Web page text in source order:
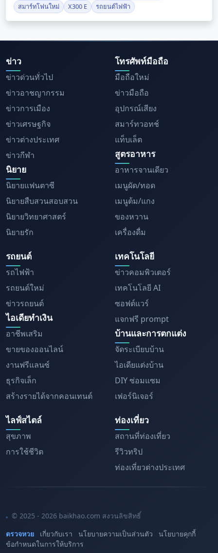
สมาร์ทโฟนใหม่
X300 E รถยนต์ไฟฟ้า
ข่าว
ข่าวด่วนทั่วไป
ข่าวอาชญากรรม
ข่าวการเมือง
ข่าวเศรษฐกิจ
ข่าวต่างประเทศ
ข่าวกีฬา
นิยาย
นิยายแฟนตาซี
นิยายสืบสวนสอบสวน
นิยายวิทยาศาสตร์
นิยายรัก
โทรศัพท์มือถือ
มือถือใหม่
ข่าวมือถือ
อุปกรณ์เสียง
สมาร์ทวอทช์
แท็บเล็ต
สูตรอาหาร
อาหารจานเดียว
เมนูผัด/ทอด
เมนูต้ม/แกง
ของหวาน
เครื่องดื่ม
รถยนต์
รถไฟฟ้า
รถยนต์ใหม่
ข่าวรถยนต์
ไอเดียทำเงิน
อาชีพเสริม
ขายของออนไลน์
งานฟรีแลนซ์
ธุรกิจเล็ก
สร้างรายได้จากคอนเทนต์
เทคโนโลยี
ข่าวคอมพิวเตอร์
เทคโนโลยี AI
ซอฟต์แวร์
แจกฟรี prompt
บ้านและการตกแต่ง
จัดระเบียบบ้าน
ไอเดียแต่งบ้าน
DIY ซ่อมแซม
เฟอร์นิเจอร์
ไลฟ์สไตล์
สุขภาพ
การใช้ชีวิต
ท่องเที่ยว
สถานที่ท่องเที่ยว
รีวิวทริป
ท่องเที่ยวต่างประเทศ
© 2025 - 2026 baikhao.com สงวนลิขสิทธิ์
ตรวจหวย
เกี่ยวกับเรา นโยบายความเป็นส่วนตัว
นโยบายคุกกี้
ข้อกำหนดในการให้บริการ